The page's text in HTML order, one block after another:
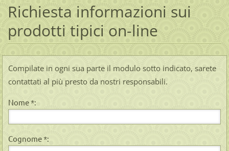
Richiesta informazioni sui
prodotti tipici on-line
Compilate in ogni sua parte il modulo sotto indicato, sarete
contattati al più presto da nostri responsabili.
Nome *:
Cognome *: